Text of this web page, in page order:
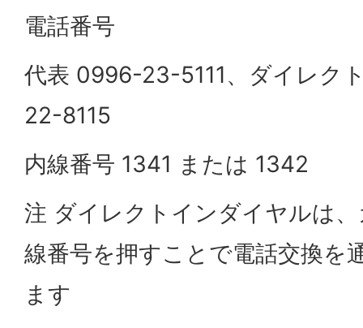
電話番号
代表 0996-23-5111、ダイレク
22-8115
内線番号 1341 または 1342
注 ダイレクトインダイヤルは
線番号を押すことで電話交換を
ます